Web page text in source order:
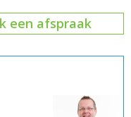
een afspraak